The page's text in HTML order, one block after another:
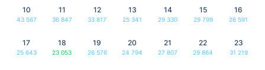
10
43 567
11
36 847
12
33 817
13
25 341
14
29 330
15
29 799
16
26 591
17
25 643
18
23 053
19
26 576
20
24 794
21
27 807
22
29 864
23
31 219